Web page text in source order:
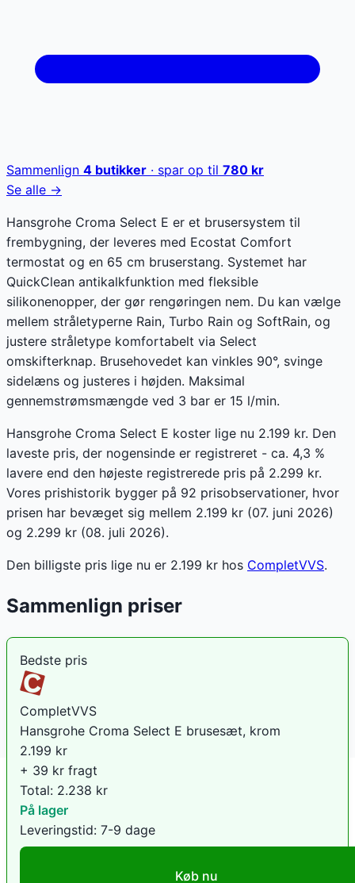
Sammenlign 4 butikker · spar op til 780 kr
Se alle →
Hansgrohe Croma Select E er et brusersystem til
frembygning, der leveres med Ecostat Comfort
termostat og en 65 cm bruserstang. Systemet har
QuickClean antikalkfunktion med fleksible
silikonenopper, der gør rengøringen nem. Du kan vælge
mellem stråletyperne Rain, Turbo Rain og SoftRain, og
justere stråletype komfortabelt via Select
omskifterknap. Brusehovedet kan vinkles 90°, svinge
sidelæns og justeres i højden. Maksimal
gennemstrømsmængde ved 3 bar er 15 l/min.
Hansgrohe Croma Select E koster lige nu 2.199 kr. Den
laveste pris, der nogensinde er registreret - ca. 4,3 %
lavere end den højeste registrerede pris på 2.299 kr.
Vores prishistorik bygger på 92 prisobservationer, hvor
prisen har bevæget sig mellem 2.199 kr (07. juni 2026)
og 2.299 kr (08. juli 2026).
Den billigste pris lige nu er 2.199 kr hos CompletVVS.
Sammenlign priser
Bedste pris
CompletVVS
Hansgrohe Croma Select E brusesæt, krom
2.199 kr
+ 39 kr fragt
Total: 2.238 kr
På lager
Leveringstid: 7-9 dage
Køb nu